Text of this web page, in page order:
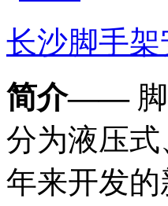
长沙脚手架
简介——脚
分为液压
年来开发